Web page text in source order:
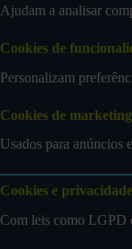
Ajudam a analisar
Cookies de
Personalizam
Cookies de marketing
Usados para anúncios
Cookies e
Com leis como LGPD